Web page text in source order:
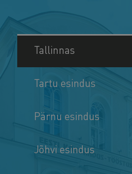
Tallinnas
Tartu esindus
Pärnu esindus
Jõhvi esindus